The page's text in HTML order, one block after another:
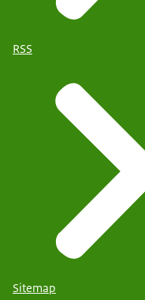
RSS
Sitemap